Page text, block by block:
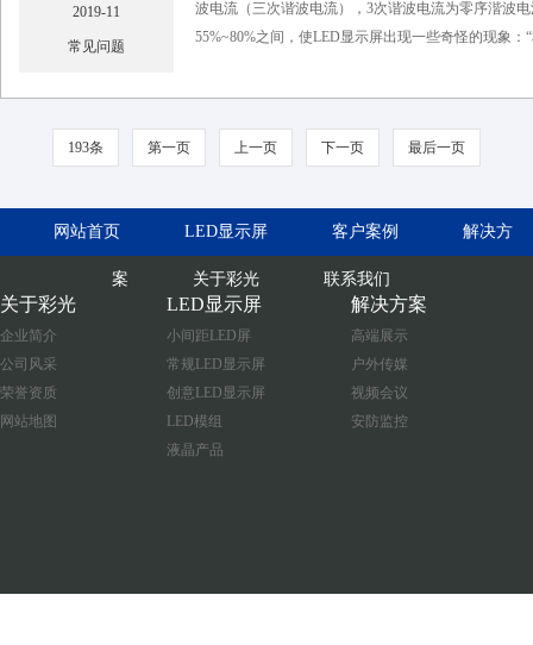
2019-11
常见问题
波电流（三次谐波电流），3次谐波电流为零序湝波
55%~80%之间，使LED显示屏出现一些奇怪的现象
193条 第一页 上一页 下一页 最后一页
网站首页 LED显示屏 客户案例 解决方
案 关于彩光 联系我们
关于彩光
企业简介
公司风采
荣誉资质
网站地图
LED显示屏
小间距LED屏
常规LED显示屏
创意LED显示屏
LED模组
液晶产品
解决方案
高端展示
户外传媒
视频会议
安防监控